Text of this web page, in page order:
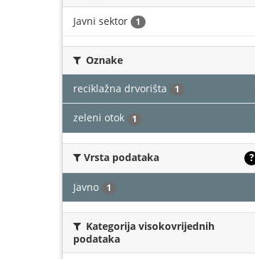
Javni sektor 1
Oznake
reciklažna drvorišta 1
zeleni otok 1
Vrsta podataka ?
Javno 1
Kategorija visokovrijednih
podataka